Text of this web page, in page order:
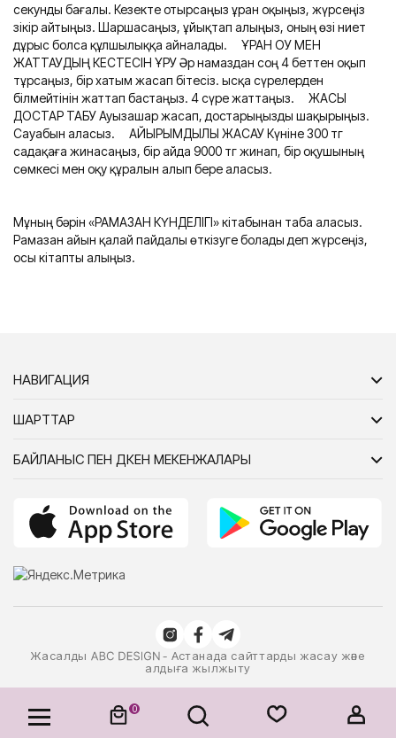
0
секунды бағалы. Кезекте отырсаңыз Құран оқыңыз, жүрсеңіз
зікір айтыңыз. Шаршасаңыз, ұйықтап алыңыз, оның өзі ниет
дұрыс болса құлшылыққа айналады. ⠀ ҚҰРАН ОҚУ МЕН
ЖАТТАУДЫҢ КЕСТЕСІН ҚҰРУ Әр намаздан соң 4 беттен оқып
тұрсаңыз, бір хатым жасап бітесіз. Қысқа сүрелерден
білмейтінін жаттап бастаңыз. 4 сүре жаттаңыз. ⠀ ЖАҚСЫ
ДОСТАР ТАБУ Ауызашар жасап, достарыңызды шақырыңыз.
Сауабын аласыз. ⠀ ҚАЙЫРЫМДЫЛЫҚ ЖАСАУ Күніне 300 тг
садақаға жинасаңыз, бір айда 9000 тг жинап, бір оқушының
сөмкесі мен оқу құралын алып бере аласыз.
Мұның бәрін «РАМАЗАН КҮНДЕЛІГІ» кітабынан таба аласыз.
Рамазан айын қалай пайдалы өткізуге болады деп жүрсеңіз,
осы кітапты алыңыз.
НАВИГАЦИЯ
ШАРТТАР
БАЙЛАНЫС ПЕН ДҮКЕН МЕКЕНЖАЛАРЫ
Жасалды
- Астанада сайттарды жасау және
алдыға жылжыту